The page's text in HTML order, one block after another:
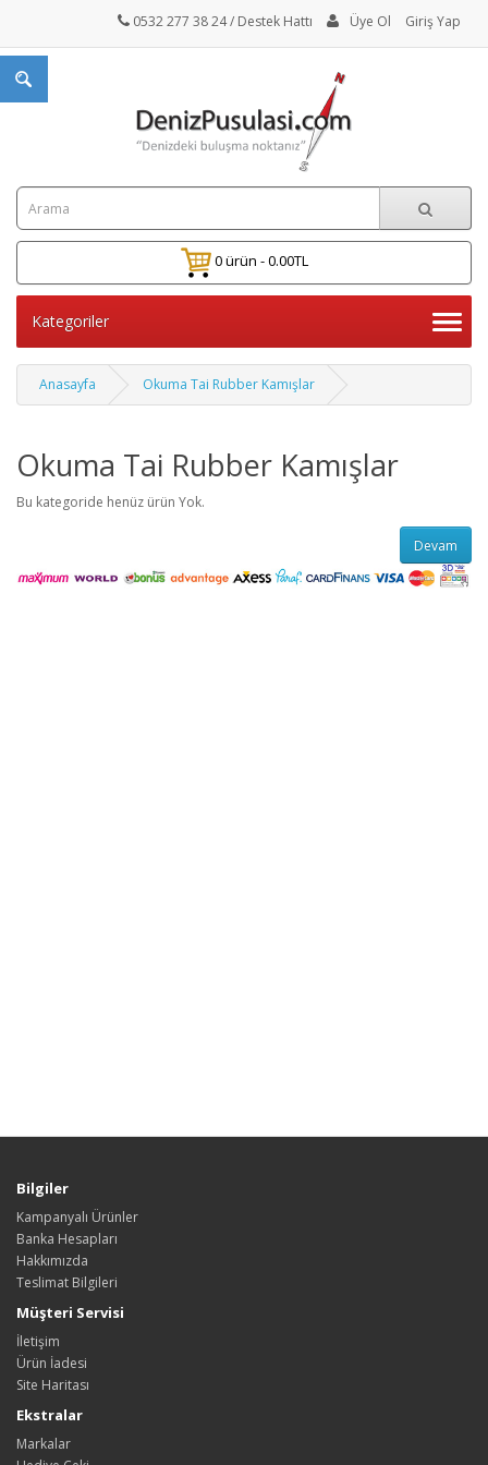
0532 277 38 24/ Destek Hattı Üye Ol Giriş Yap
0 ürün - 0.00TL
Kategoriler
Anasayfa Okuma Tai Rubber Kamışlar
Okuma Tai Rubber Kamışlar
Bu kategoride henüz ürün Yok.
Devam
Bilgiler
Kampanyalı Ürünler
Banka Hesapları
Hakkımızda
Teslimat Bilgileri
Müşteri Servisi
İletişim
Ürün İadesi
Site Haritası
Ekstralar
Markalar